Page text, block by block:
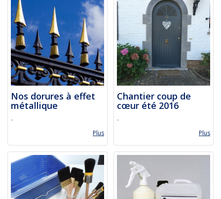
Nos dorures à effet
métallique
-
Plus
Chantier coup de
cœur été 2016
-
Plus